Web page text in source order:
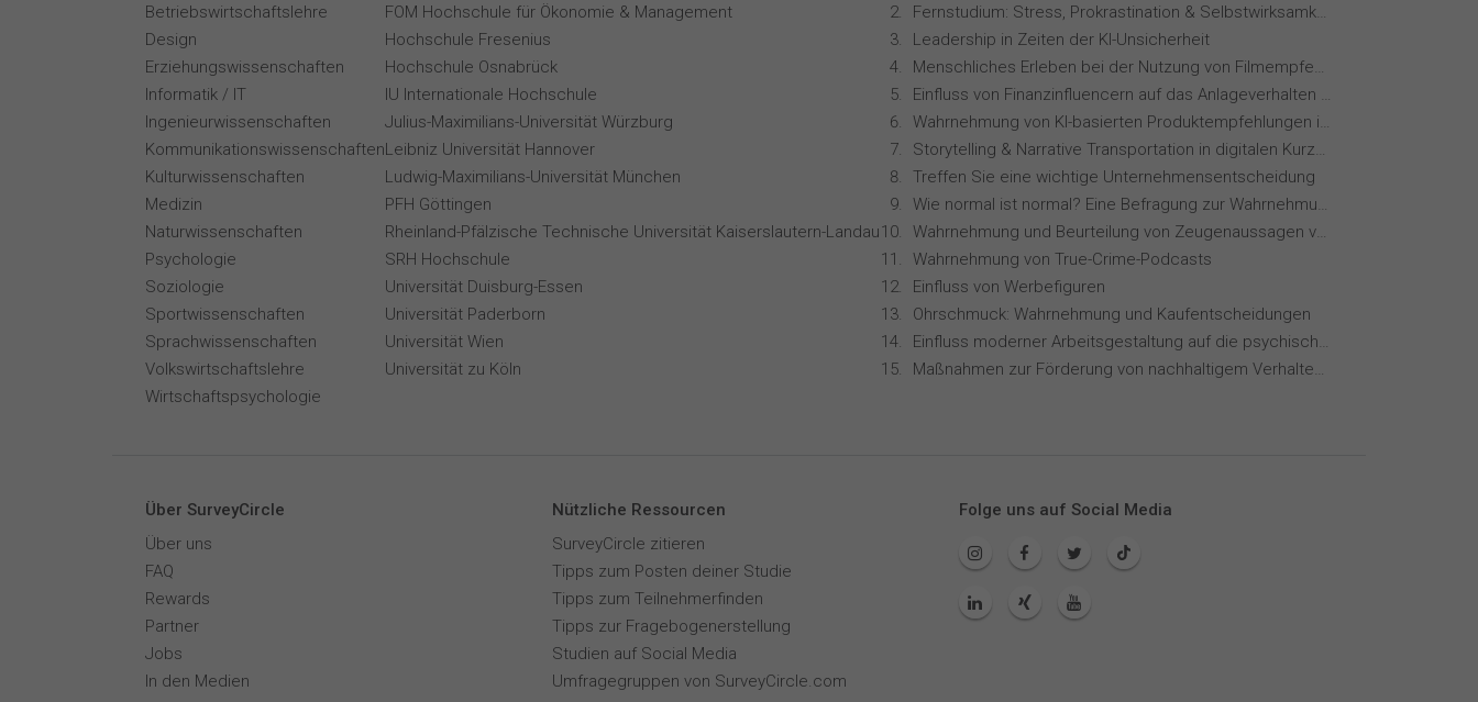
Betriebswirtschaftslehre
Design
Erziehungswissenschaften
Informatik / IT
Ingenieurwissenschaften
Kommunikationswissenschaften
Kulturwissenschaften
Medizin
Naturwissenschaften
Psychologie
Soziologie
Sportwissenschaften
Sprachwissenschaften
Volkswirtschaftslehre
Wirtschaftspsychologie
FOM Hochschule für Ökonomie & Management
Hochschule Fresenius
Hochschule Osnabrück
IU Internationale Hochschule
Julius-Maximilians-Universität Würzburg
Leibniz Universität Hannover
Ludwig-Maximilians-Universität München
PFH Göttingen
Rheinland-Pfälzische Technische Universität Kaiserslautern-Landau
SRH Hochschule
Universität Duisburg-Essen
Universität Paderborn
Universität Wien
Universität zu Köln
Fernstudium: Stress, Prokrastination & Selbstwirksamkeit
Leadership in Zeiten der KI-Unsicherheit
Menschliches Erleben bei der Nutzung von Filmempfehlungssystemen
Einfluss von Finanzinfluencern auf das Anlageverhalten der Gen Z⁠
Wahrnehmung von KI-basierten Produktempfehlungen in Mode-Online-Shops
Storytelling & Narrative Transportation in digitalen Kurzvideoformaten
Treffen Sie eine wichtige Unternehmensentscheidung
Wie normal ist normal? Eine Befragung zur Wahrnehmung von Essverhalten
Wahrnehmung und Beurteilung von Zeugenaussagen vor Gericht
Wahrnehmung von True-Crime-Podcasts
Einfluss von Werbefiguren
Ohrschmuck: Wahrnehmung und Kaufentscheidungen
Einfluss moderner Arbeitsgestaltung auf die psychische Gesundheit
Maßnahmen zur Förderung von nachhaltigem Verhalten von Hotelgästen
Über SurveyCircle
Über uns
FAQ
Rewards
Partner
Jobs
In den Medien
Nützliche Ressourcen
SurveyCircle zitieren
Tipps zum Posten deiner Studie
Tipps zum Teilnehmerfinden
Tipps zur Fragebogenerstellung
Studien auf Social Media
Umfragegruppen von SurveyCircle.com
Folge uns auf Social Media